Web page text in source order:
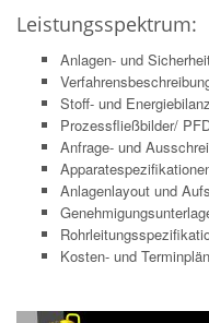
Leistungsspektrum:
Anlagen- und
Stoff- und
Prozessfließbilder/
Anfrage- und
Anlagenlayout und
Kosten- und